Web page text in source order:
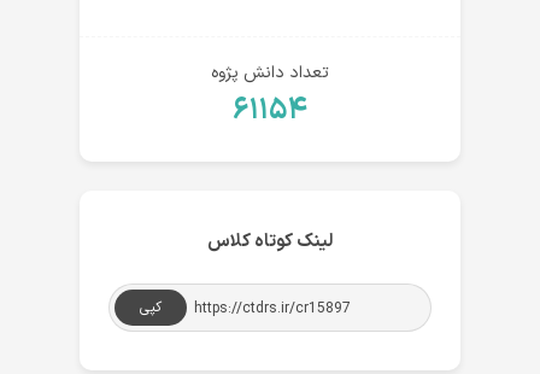
تعداد دانش پژوه
۶۱۱۵۴
لینک کوتاه کلاس
کپی